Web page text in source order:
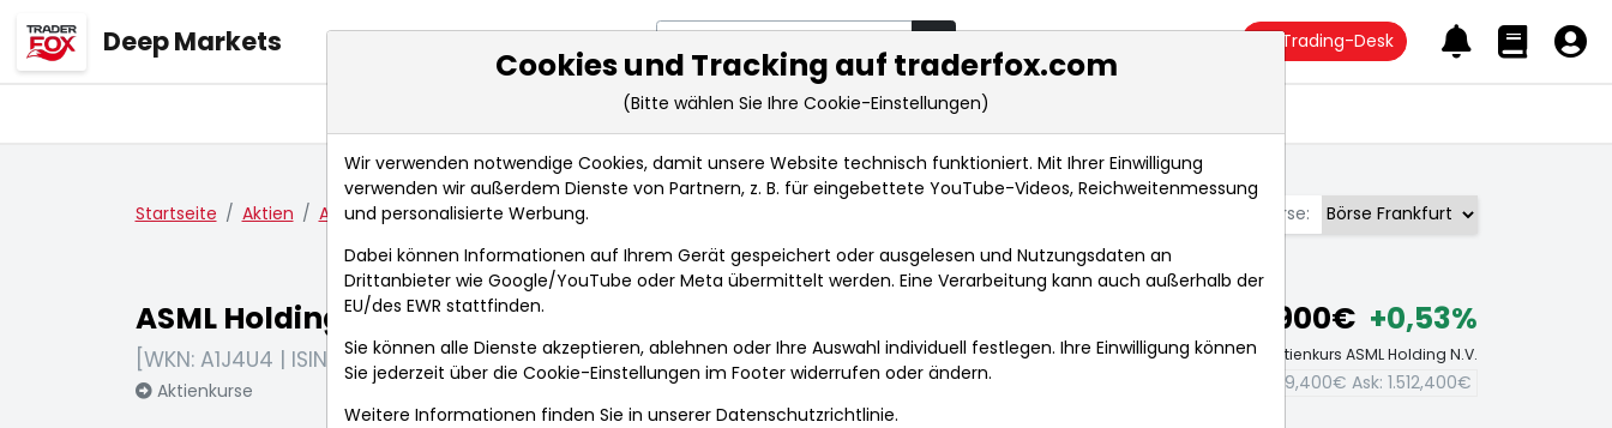
Deep Markets Trading-Desk
Markt-Analysen Market Tools Realtimekurse Nachrichten
Startseite Aktien ASML Holding N.V. Aktienkurse Börse:
ASML Holding N.V.
[WKN: A1J4U4 | ISIN: NL0010273215]
Aktienkurse
1.505,900€ +0,53%
Echtzeit-Aktienkurs ASML Holding N.V.
1.499,400€ Ask: 1.512,400€
Cookies und Tracking auf traderfox.com
(Bitte wählen Sie Ihre Cookie-Einstellungen)
Wir verwenden notwendige Cookies, damit unsere Website technisch funktioniert. Mit Ihrer Einwilligung
verwenden wir außerdem Dienste von Partnern, z. B. für eingebettete YouTube-Videos, Reichweitenmessung
und personalisierte Werbung.
Dabei können Informationen auf Ihrem Gerät gespeichert oder ausgelesen und Nutzungsdaten an
Drittanbieter wie Google/YouTube oder Meta übermittelt werden. Eine Verarbeitung kann auch außerhalb der
EU/des EWR stattfinden.
Sie können alle Dienste akzeptieren, ablehnen oder Ihre Auswahl individuell festlegen. Ihre Einwilligung können
Sie jederzeit über die Cookie-Einstellungen im Footer widerrufen oder ändern.
Weitere Informationen finden Sie in unserer Datenschutzrichtlinie.